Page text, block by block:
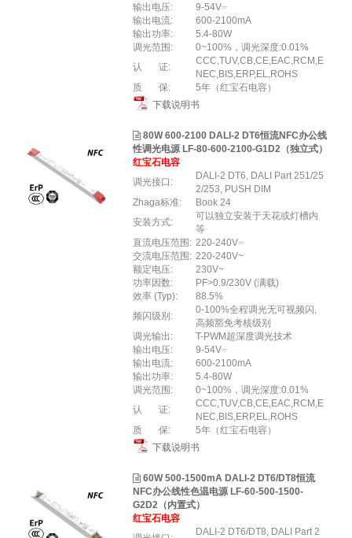
输出电压:
9-54V⎓
输出电流:
600-2100mA
输出功率:
5.4-80W
调光范围:
0~100%，调光深度:0.01%
认 证:
CCC,TUV,CB,CE,EAC,RCM,E
NEC,BIS,ERP,EL,ROHS
质 保:
5年（红宝石电容）
下载说明书
80W 600-2100 DALI-2 DT6恒流NFC办公线
性调光电源 LF-80-600-2100-G1D2（独立式）
红宝石电容
调光接口:
DALI-2 DT6, DALI Part 251/25
2/253, PUSH DIM
Zhaga标准:
Book 24
安装方式:
可以独立安装于天花或灯槽内
等
直流电压范围: 220-240V⎓
交流电压范围: 220-240V~
额定电压:
230V~
功率因数:
PF>0.9/230V (满载)
效率 (Typ):
88.5%
频闪级别:
0-100%全程调光无可视频闪,
高频豁免考核级别
调光输出:
T-PWM超深度调光技术
输出电压:
9-54V⎓
输出电流:
600-2100mA
输出功率:
5.4-80W
调光范围:
0~100%，调光深度:0.01%
认 证:
CCC,TUV,CB,CE,EAC,RCM,E
NEC,BIS,ERP,EL,ROHS
质 保:
5年（红宝石电容）
下载说明书
60W 500-1500mA DALI-2 DT6/DT8恒流
NFC办公线性色温电源 LF-60-500-1500-
G2D2（内置式）
红宝石电容
DALI-2 DT6/DT8, DALI Part 2